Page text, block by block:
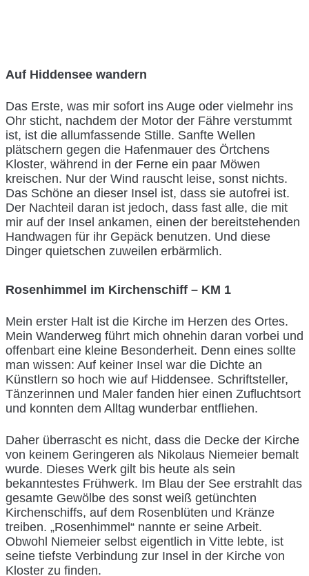
Auf Hiddensee wandern
Das Erste, was mir sofort ins Auge oder vielmehr ins
Ohr sticht, nachdem der Motor der Fähre verstummt
ist, ist die allumfassende Stille. Sanfte Wellen
plätschern gegen die Hafenmauer des Örtchens
Kloster, während in der Ferne ein paar Möwen
kreischen. Nur der Wind rauscht leise, sonst nichts.
Das Schöne an dieser Insel ist, dass sie autofrei ist.
Der Nachteil daran ist jedoch, dass fast alle, die mit
mir auf der Insel ankamen, einen der bereitstehenden
Handwagen für ihr Gepäck benutzen. Und diese
Dinger quietschen zuweilen erbärmlich.
Rosenhimmel im Kirchenschiff – KM 1
Mein erster Halt ist die Kirche im Herzen des Ortes.
Mein Wanderweg führt mich ohnehin daran vorbei und
offenbart eine kleine Besonderheit. Denn eines sollte
man wissen: Auf keiner Insel war die Dichte an
Künstlern so hoch wie auf Hiddensee. Schriftsteller,
Tänzerinnen und Maler fanden hier einen Zufluchtsort
und konnten dem Alltag wunderbar entfliehen.
Daher überrascht es nicht, dass die Decke der Kirche
von keinem Geringeren als Nikolaus Niemeier bemalt
wurde. Dieses Werk gilt bis heute als sein
bekanntestes Frühwerk. Im Blau der See erstrahlt das
gesamte Gewölbe des sonst weiß getünchten
Kirchenschiffs, auf dem Rosenblüten und Kränze
treiben. „Rosenhimmel“ nannte er seine Arbeit.
Obwohl Niemeier selbst eigentlich in Vitte lebte, ist
seine tiefste Verbindung zur Insel in der Kirche von
Kloster zu finden.